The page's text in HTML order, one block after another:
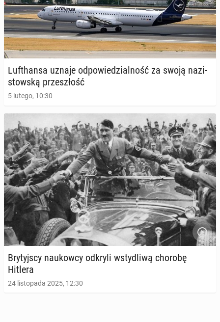
Lu­fthan­sa uznaje od­po­wie­dzial­ność za swoją na­zi­
stow­ską prze­szłość
5 lutego, 10:30
Bry­tyj­scy na­ukow­cy odkryli wsty­dli­wą chorobę
Hitlera
24 listopada 2025, 12:30